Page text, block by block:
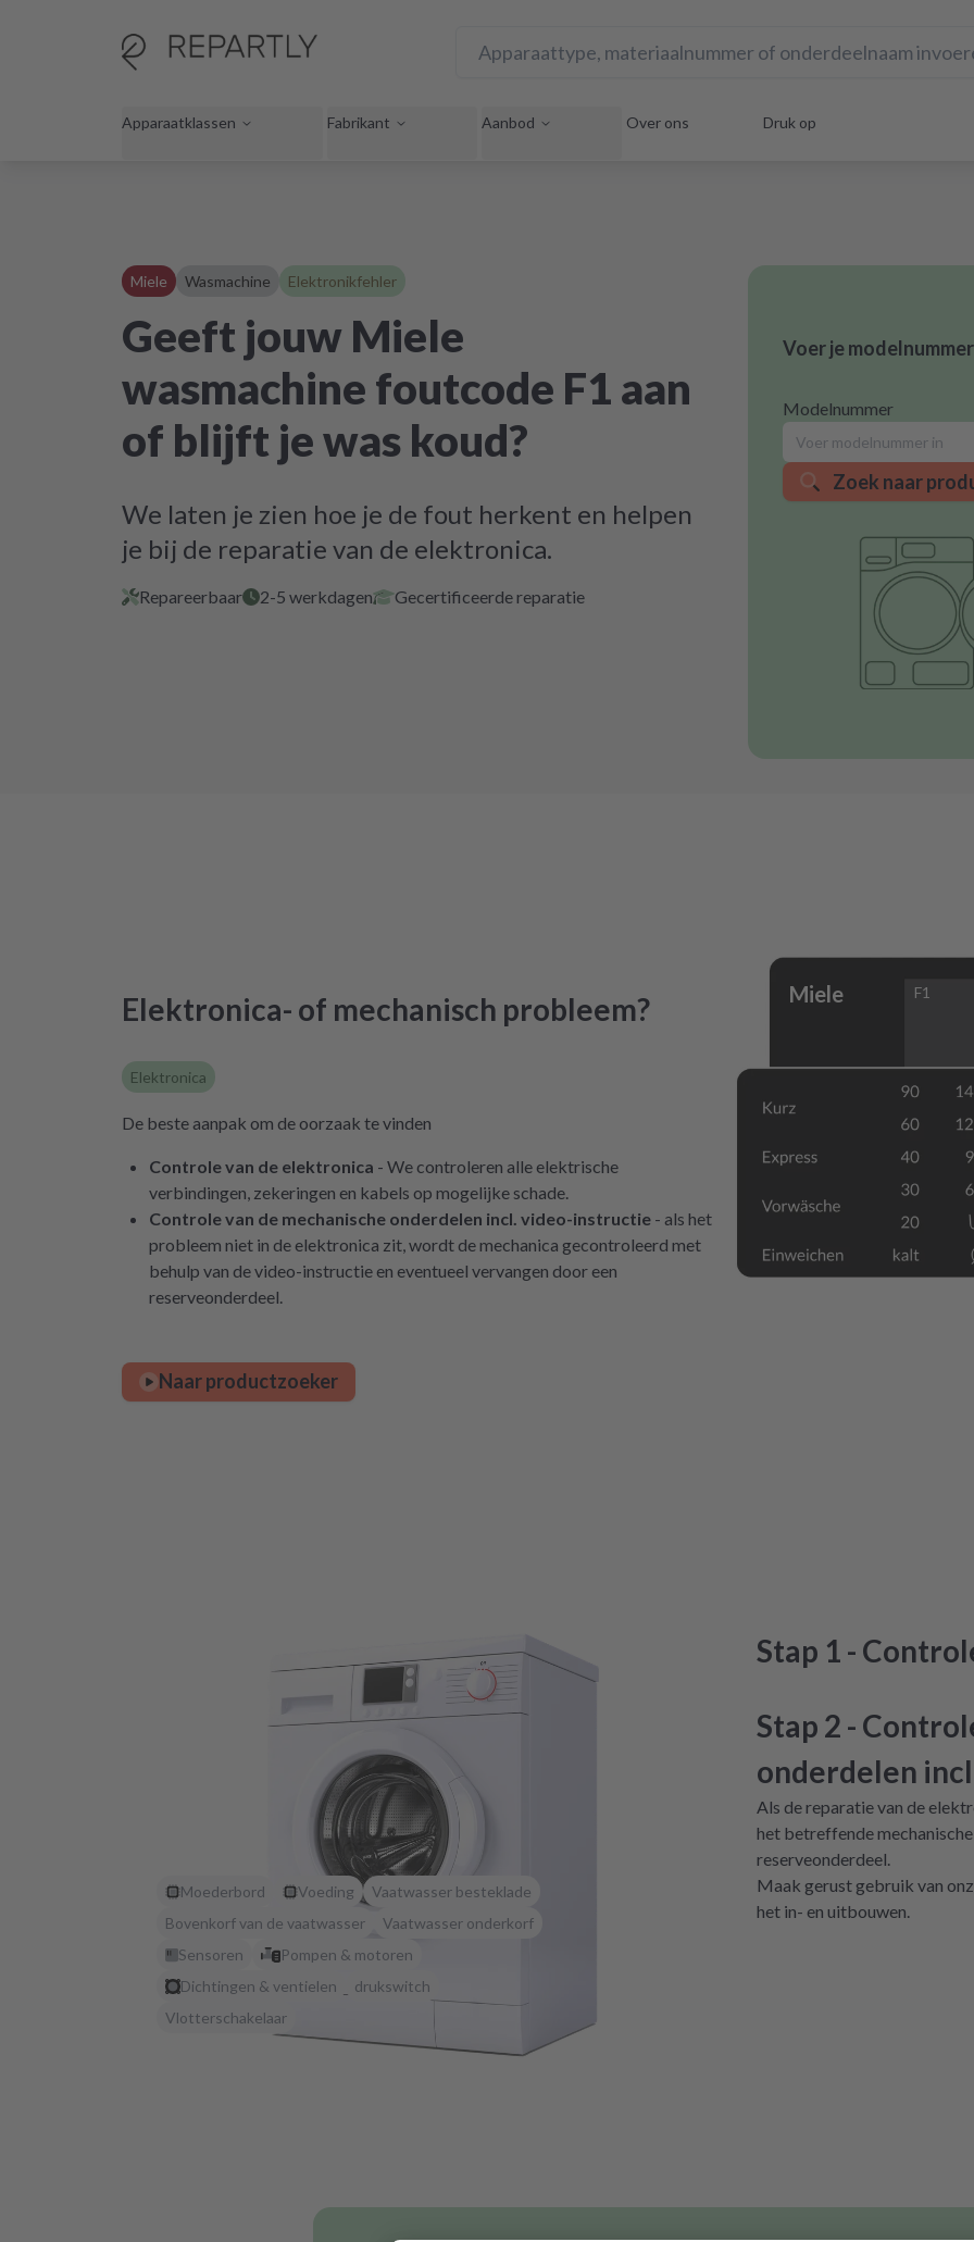
Apparaatklassen Fabrikant Aanbod Over ons Druk op
Miele Wasmachine Elektronikfehler
Geeft jouw Miele
wasmachine foutcode F1 aan
of blijft je was koud?
We laten je zien hoe je de fout herkent en helpen
je bij de reparatie van de elektronica.
Repareerbaar 2-5 werkdagen Gecertificeerde reparatie
Voer je
Modelnummer
Zoek naar
Elektronica- of mechanisch probleem?
Elektronica
De beste aanpak om de oorzaak te vinden
Controle van de elektronica - We controleren alle elektrische
verbindingen, zekeringen en kabels op mogelijke schade.
Controle van de mechanische onderdelen incl. video-instructie - als het
probleem niet in de elektronica zit, wordt de mechanica gecontroleerd met
behulp van de video-instructie en eventueel vervangen door een
reserveonderdeel.
Naar productzoeker
Miele F1
Moederbord Voeding
Vaatwasser besteklade
Bovenkorf van de vaatwasser
Vaatwasser onderkorf
Sensoren
Pompen & motoren
Dichtingen & ventielen
drukswitch
Vlotterschakelaar
Stap 1 -
Stap 2 -
onderdelen
Als de reparatie van de
het betreffende
reserveonderdeel.
Maak gerust gebruik van
het in- en uitbouwen.